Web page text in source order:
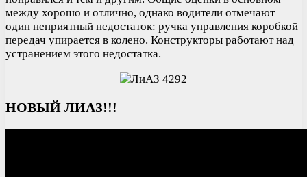
между хорошо и отлично, однако водители отмечают
один неприятный недостаток: ручка управления коробкой
передач упирается в колено. Конструкторы работают над
устранением этого недостатка.
НОВЫЙ ЛИАЗ!!!